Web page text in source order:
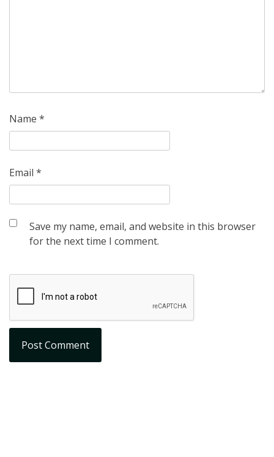
Name *
Email *
Save my name, email, and website in this browser
for the next time I comment.